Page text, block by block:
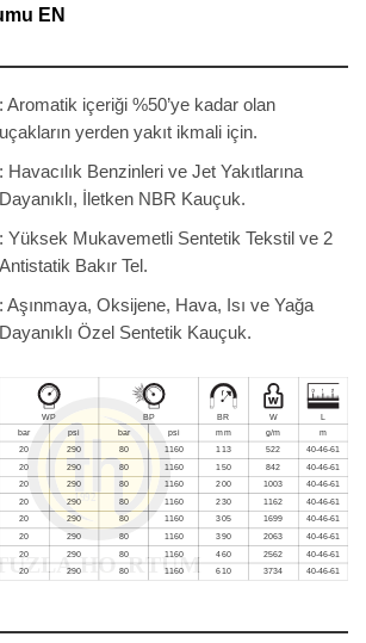
EN
: Aromatik içeriği %50’ye kadar olan
uçakların yerden yakıt ikmali için.
: Havacılık Benzinleri ve Jet Yakıtlarına
Dayanıklı, İletken NBR Kauçuk.
: Yüksek Mukavemetli Sentetik Tekstil ve 2
Antistatik Bakır Tel.
: Aşınmaya, Oksijene, Hava, Isı ve Yağa
Dayanıklı Özel Sentetik Kauçuk.